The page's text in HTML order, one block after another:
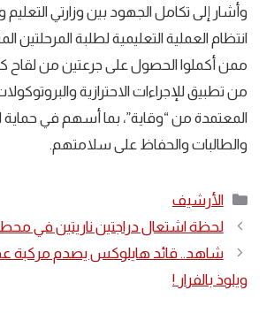
وأشار إلى تكامل الجهود بين وزارتي
انتظام العملية التعليمية لطلبة المرحلتين
ممن أكملوا الحصول على جرعتين من لقاح
من تطبيق للإجراءات الاحترازية
المعتمدة من “وقاية”، بما أسهم في حماية
والطالبات والحفاظ على سلامتهم.
التصنيفات
الأرشيف
لحظة اشتعال دراجتين ناريتين في
شاهد.. قائد هايلوكس يصدم مركبة
ويلوذ بالفرار !